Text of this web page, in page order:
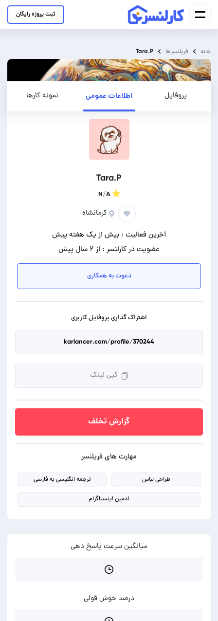
ثبت پروژه رایگان
خانه فریلنسرها Tara.P
نمونه کارها اطلاعات عمومی پروفایل
Tara.P
N/A
کرمانشاه
آخرین فعالیت : بیش از یک هفته پیش
عضویت در کارلنسر : از ۲ سال پیش
دعوت به همکاری
اشتراک گذاری پروفایل کاربری
کپی لینک
گزارش تخلف
مهارت های فریلنسر
طراحی لباس ترجمه انگلیسی به فارسی
ادمین اینستاگرام
میانگین سرعت پاسخ دهی
درصد خوش قولی